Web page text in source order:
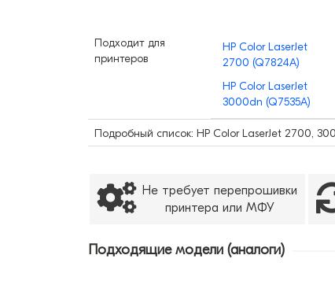
Подходит для
принтеров
HP Color LaserJet
2700 (Q7824A)
HP Color LaserJet
3000dn (Q7535A)
Подробный список: HP Color LaserJet 2700,
Не требует перепрошивки
принтера или МФУ
Подходящие модели (аналоги)